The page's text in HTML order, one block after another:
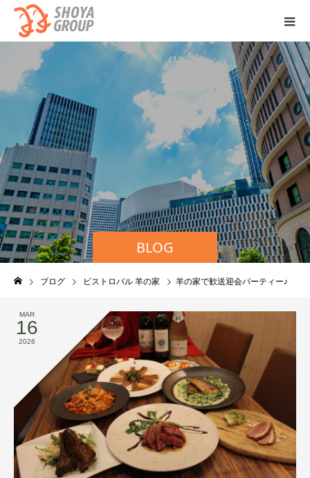
BLOG
ブログ ビストロバル 羊の家 羊の家で歓送迎会パーティー♪
MAR
16
2026